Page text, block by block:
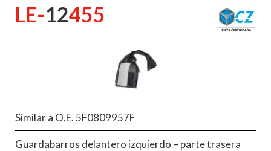
LE-12455
Similar a O.E. 5F0809957F
Guardabarros delantero izquierdo – parte trasera